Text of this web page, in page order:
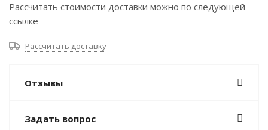
Рассчитать стоимости доставки можно по следующей
ссылке
Рассчитать доставку
Отзывы
Задать вопрос